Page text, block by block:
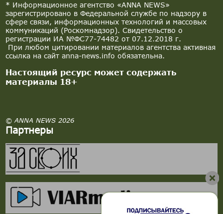
* Информационное агентство «ANNA NEWS»
зарегистрировано в Федеральной службе по надзору в
сфере связи, информационных технологий и массовых
коммуникаций (Роскомнадзор). Свидетельство о
регистрации ИА №ФС77-74482 от 07.12.2018 г.
При любом цитировании материалов агентства активная
ссылка на сайт anna-news.info обязательна.
Настоящий ресурс может содержать
материалы 18+
© ANNA NEWS 2026
Партнеры